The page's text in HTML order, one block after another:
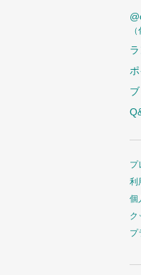
プ
利
個
ク
プ